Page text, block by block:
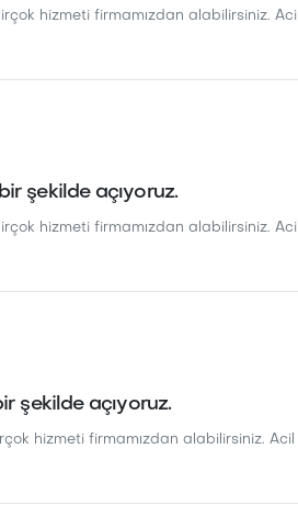
hizmeti firmamızdan alabilirsiniz. Acil
şekilde açıyoruz.
hizmeti firmamızdan alabilirsiniz. Acil
şekilde açıyoruz.
hizmeti firmamızdan alabilirsiniz. Acil